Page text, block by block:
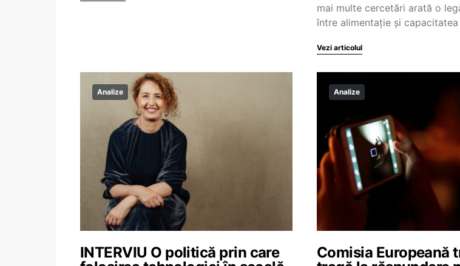
mai multe cercetări arată o
între alimentație și
Vezi articolul
Analize
INTERVIU O politică prin care
Analize
Comisia Europeană